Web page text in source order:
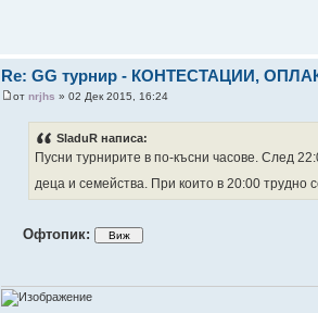
Re: GG турнир - КОНТЕСТАЦИИ,
отnrjhs » 02 Дек 2015, 16:24
SladuR написа:
Пусни турнирите в по-късни часове. След
деца и семейства. При които в 20:00 трудно
Офтопик: